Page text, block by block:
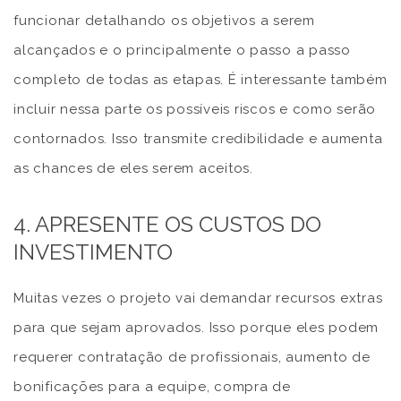
funcionar detalhando os objetivos a serem
alcançados e o principalmente o passo a passo
completo de todas as etapas. É interessante também
incluir nessa parte os possíveis riscos e como serão
contornados. Isso transmite credibilidade e aumenta
as chances de eles serem aceitos.
4. APRESENTE OS CUSTOS DO
INVESTIMENTO
Muitas vezes o projeto vai demandar recursos extras
para que sejam aprovados. Isso porque eles podem
requerer contratação de profissionais, aumento de
bonificações para a equipe, compra de